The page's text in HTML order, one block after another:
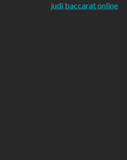
judi baccarat online